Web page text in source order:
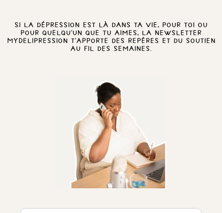
Si la dépression est là dans ta vie, pour toi ou
pour quelqu’un que tu aimes, la newsletter
MyDelipression t’apporte des repères et du soutien
au fil des semaines.